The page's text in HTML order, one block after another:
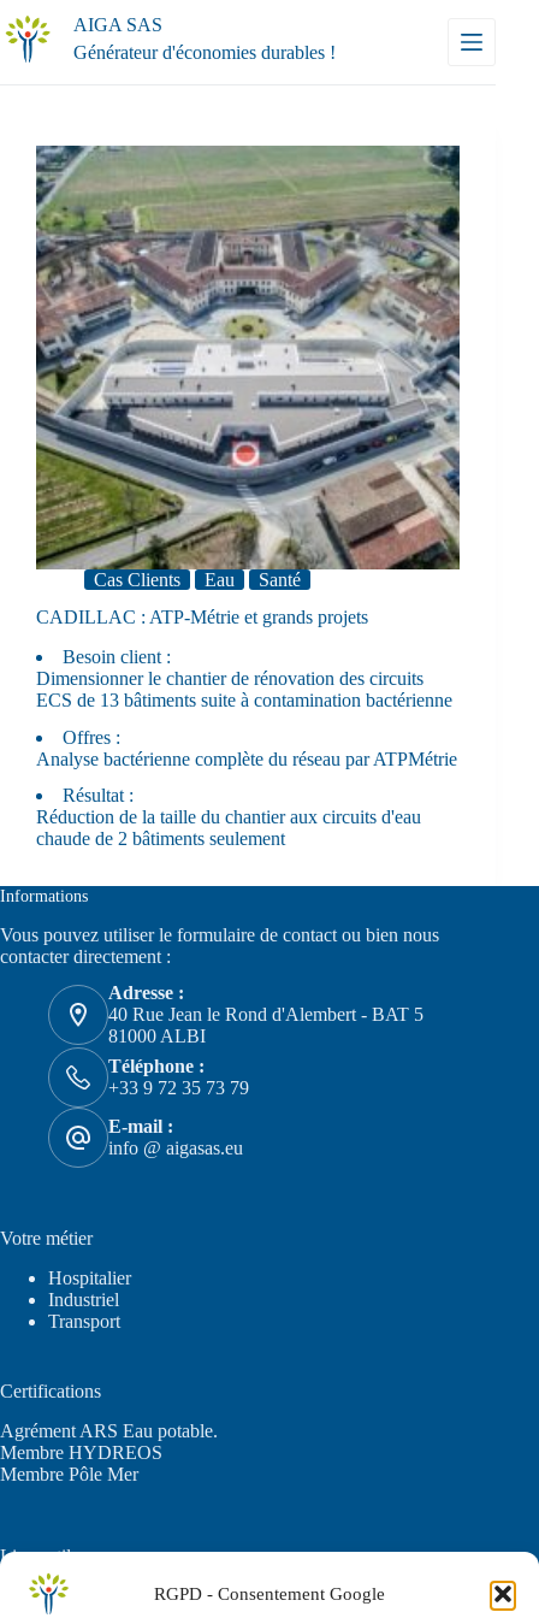
RGPD - Consentement Google
au
contenu
AIGA SAS
Générateur d'économies durables !
Cas Clients Eau
Santé
CADILLAC : ATP-Métrie et grands projets
Besoin client :
Dimensionner le chantier de rénovation des circuits
ECS de 13 bâtiments suite à contamination bactérienne
Offres :
Analyse bactérienne complète du réseau par ATPMétrie
Résultat :
Réduction de la taille du chantier aux circuits d'eau
chaude de 2 bâtiments seulement
Informations
Vous pouvez utiliser le formulaire de contact ou bien nous
contacter directement :
Adresse :
40 Rue Jean le Rond d'Alembert - BAT 5
81000 ALBI
Téléphone :
+33 9 72 35 73 79
E-mail :
info @ aigasas.eu
Votre métier
Hospitalier
Industriel
Transport
Certifications
Agrément ARS Eau potable.
Membre HYDREOS
Membre Pôle Mer
Liens utiles
C.G.U.